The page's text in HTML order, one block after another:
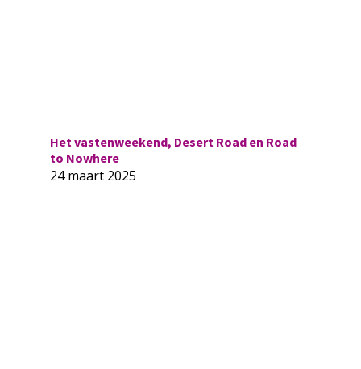
Het vastenweekend, Desert Road en Road
to Nowhere
24 maart 2025